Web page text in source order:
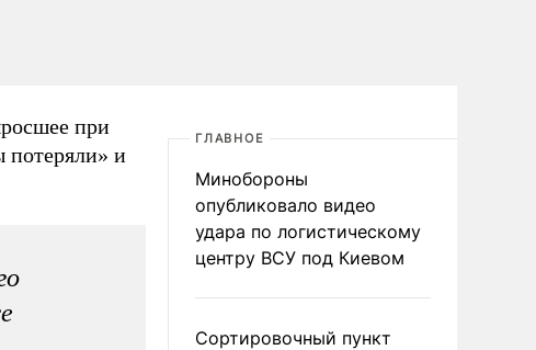
при
потеряли» и
ГЛАВНОЕ
Минобороны
опубликовало видео
удара по логистическому
центру ВСУ под Киевом
Сортировочный пункт